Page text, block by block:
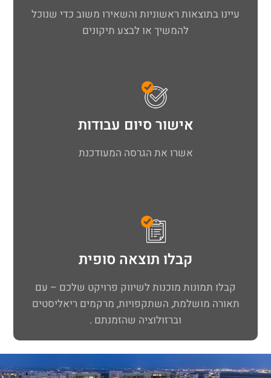
עיינו בתוצאות ראשוניות והשאירו משוב כדי שנוכל
להמשיך או לבצע תיקונים
אישור סיום עבודות
אשרו את הגרסה המעודכנת
קבלו תוצאה סופית
קבלו תמונות מוכנות לשיווק פרויקט שלכם – עם
תאורה מושלמת, השתקפויות, מרקמים ריאליסטים
וברזולוציה שהזמנתם .